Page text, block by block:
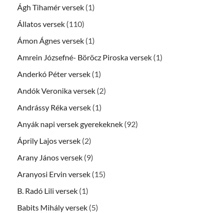
Ágh Tihamér versek (1)
Állatos versek (110)
Ámon Ágnes versek (1)
Amrein Józsefné- Böröcz Piroska versek (1)
Anderkó Péter versek (1)
Andók Veronika versek (2)
Andrássy Réka versek (1)
Anyák napi versek gyerekeknek (92)
Áprily Lajos versek (2)
Arany János versek (9)
Aranyosi Ervin versek (15)
B. Radó Lili versek (1)
Babits Mihály versek (5)